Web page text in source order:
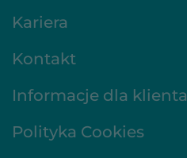
Kariera
Kontakt
Informacje dla klienta
Polityka Cookies